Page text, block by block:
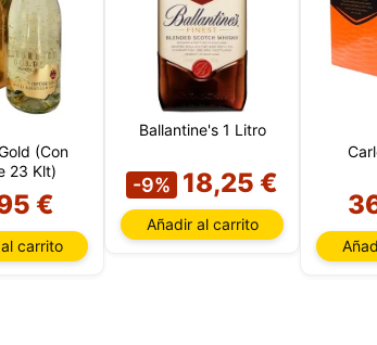
(Con
23 Klt)
€
carrito
Ballantine's 1 Litro
-9% 18,25 €
Añadir al carrito